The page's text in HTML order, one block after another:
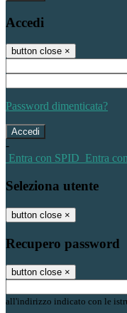
Accedi
button close ×
Password dimenticata?
-
Entra con SPID Entra
Seleziona utente
button close ×
Recupero password
button close ×
all'indirizzo indicato con le